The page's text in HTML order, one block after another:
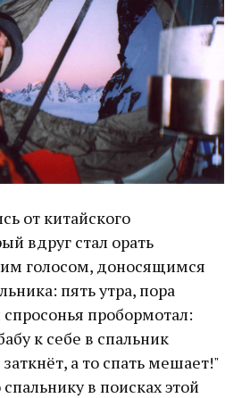
от китайского
вдруг стал орать
голосом, доносящимся
пять утра, пора
пробормотал:
к себе в спальник
а то спать мешает!"
в поисках этой